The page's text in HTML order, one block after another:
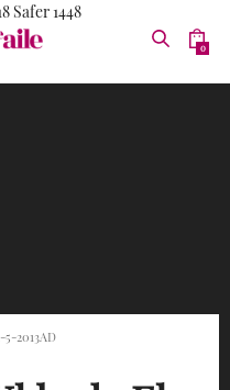
Safer 1448
0
5-2013AD